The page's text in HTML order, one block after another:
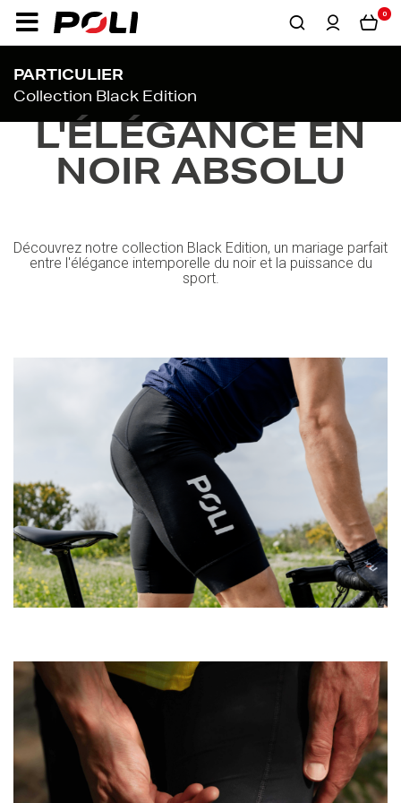
0
PARTICULIER
Collection Black Edition
L'ÉLÉGANCE EN
NOIR ABSOLU
Découvrez notre collection Black Edition, un mariage parfait
entre l'élégance intemporelle du noir et la puissance du
sport.